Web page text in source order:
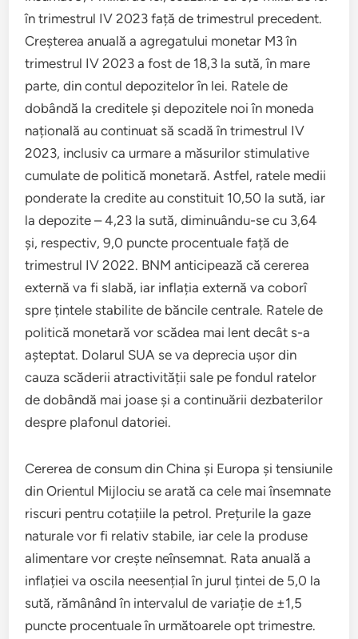
în trimestrul IV 2023 față de trimestrul precedent.
Creșterea anuală a agregatului monetar M3 în
trimestrul IV 2023 a fost de 18,3 la sută, în mare
parte, din contul depozitelor în lei. Ratele de
dobândă la creditele și depozitele noi în moneda
națională au continuat să scadă în trimestrul IV
2023, inclusiv ca urmare a măsurilor stimulative
cumulate de politică monetară. Astfel, ratele medii
ponderate la credite au constituit 10,50 la sută, iar
la depozite – 4,23 la sută, diminuându-se cu 3,64
și, respectiv, 9,0 puncte procentuale față de
trimestrul IV 2022. BNM anticipează că cererea
externă va fi slabă, iar inflația externă va coborî
spre țintele stabilite de băncile centrale. Ratele de
politică monetară vor scădea mai lent decât s-a
așteptat. Dolarul SUA se va deprecia ușor din
cauza scăderii atractivității sale pe fondul ratelor
de dobândă mai joase și a continuării dezbaterilor
despre plafonul datoriei.
Cererea de consum din China și Europa și tensiunile
din Orientul Mijlociu se arată ca cele mai însemnate
riscuri pentru cotațiile la petrol. Prețurile la gaze
naturale vor fi relativ stabile, iar cele la produse
alimentare vor crește neînsemnat. Rata anuală a
inflației va oscila neesențial în jurul țintei de 5,0 la
sută, rămânând în intervalul de variație de ±1,5
puncte procentuale în următoarele opt trimestre.